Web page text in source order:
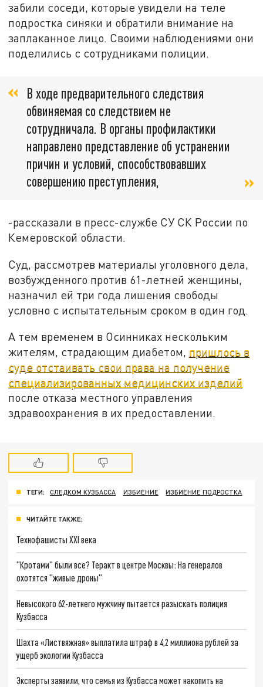
забили соседи, которые увидели на теле
подростка синяки и обратили внимание на
заплаканное лицо. Своими наблюдениями они
поделились с сотрудниками полиции.
В ходе предварительного следствия
обвиняемая со следствием не
сотрудничала. В органы профилактики
направлено представление об устранении
причин и условий, способствовавших
совершению преступления,
-рассказали в пресс-службе СУ СК России по
Кемеровской области.
Суд, рассмотрев материалы уголовного дела,
возбужденного против 61-летней женщины,
назначил ей три года лишения свободы
условно с испытательным сроком в один год.
А тем временем в Осинниках нескольким
жителям, страдающим диабетом, пришлось в
суде отстаивать свои права на получение
специализированных медицинских изделий
после отказа местного управления
здравоохранения в их предоставлении.
ТЕГИ: СЛЕДКОМ КУЗБАССА ИЗБИЕНИЕ ИЗБИЕНИЕ ПОДРОСТКА
ЧИТАЙТЕ ТАКЖЕ:
Технофашисты XXI века
"Кротами" были все? Теракт в центре Москвы: На генералов
охотятся "живые дроны"
Невысокого 62-летнего мужчину пытается разыскать полиция
Кузбасса
Шахта «Листвяжная» выплатила штраф в 4,2 миллиона рублей за
ущерб экологии Кузбасса
Эксперты заявили, что семья из Кузбасса может накопить на